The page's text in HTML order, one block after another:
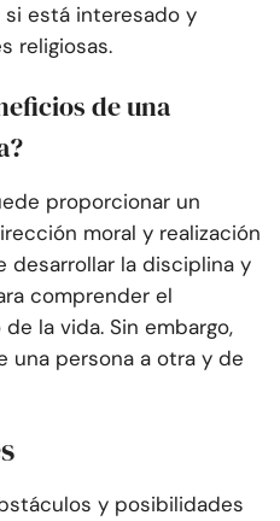
está interesado y
religiosas.
de una
proporcionar un
moral y realización
desarrollar la disciplina y
comprender el
la vida. Sin embargo,
una persona a otra y de
y posibilidades